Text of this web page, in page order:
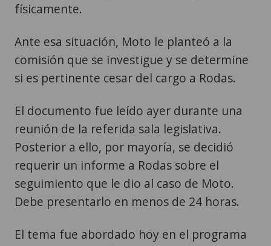
físicamente.
Ante esa situación, Moto le planteó a la
comisión que se investigue y se determine
si es pertinente cesar del cargo a Rodas.
El documento fue leído ayer durante una
reunión de la referida sala legislativa.
Posterior a ello, por mayoría, se decidió
requerir un informe a Rodas sobre el
seguimiento que le dio al caso de Moto.
Debe presentarlo en menos de 24 horas.
El tema fue abordado hoy en el programa